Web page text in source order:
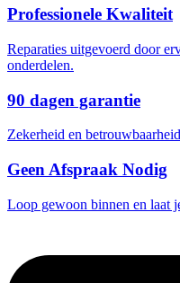
Professionele Kwaliteit
Reparaties uitgevoerd door
onderdelen.
90 dagen garantie
Zekerheid en
Geen Afspraak Nodig
Loop gewoon binnen en laat